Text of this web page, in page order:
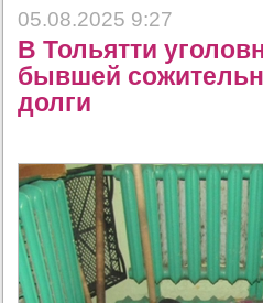
05.08.2025 9:27
В Тольятти
бывшей
долги